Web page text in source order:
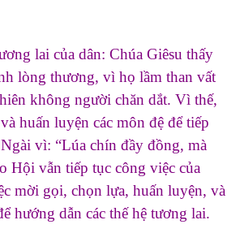
lai của dân: Chúa Giêsu thấy
lòng thương, vì họ lầm than vất
không người chăn dắt. Vì thế,
huấn luyện các môn đệ để tiếp
vì: “Lúa chín đầy đồng, mà
Hội vẫn tiếp tục công việc của
mời gọi, chọn lựa, huấn luyện, và
hướng dẫn các thế hệ tương lai.